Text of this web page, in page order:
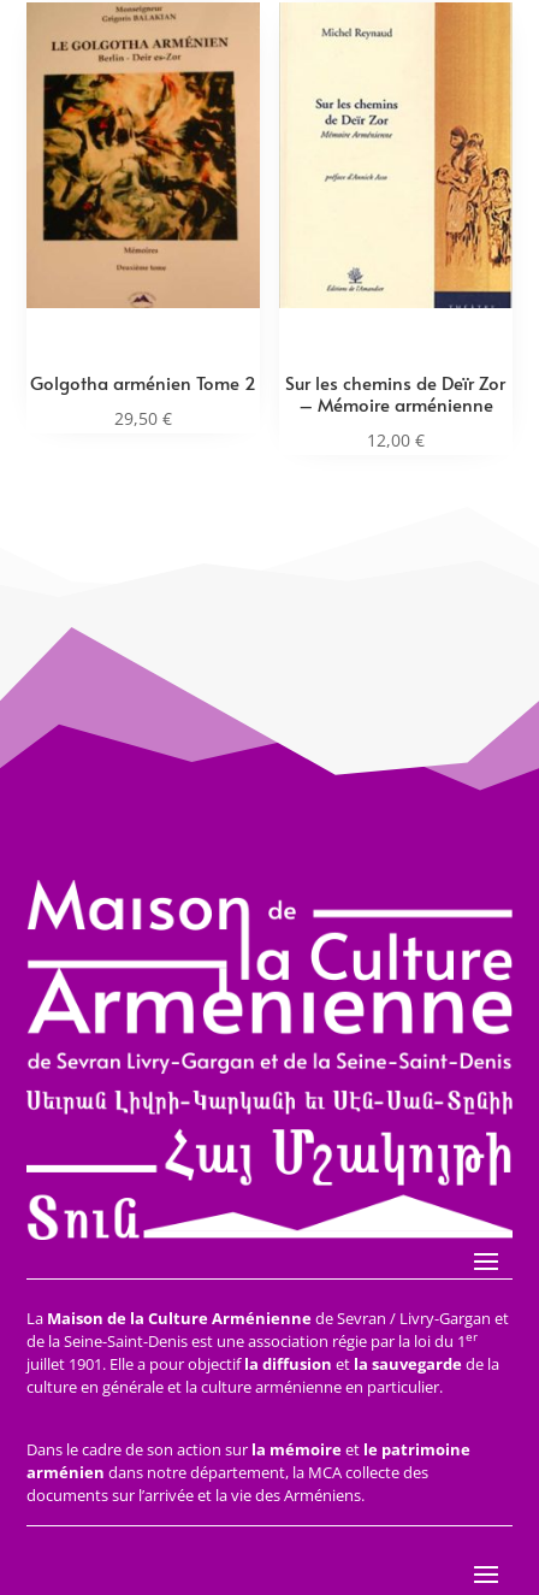
Golgotha arménien Tome 2
29,50€
Sur les chemins de Deïr Zor
– Mémoire arménienne
12,00 €
La Maison de la Culture Arméniennede Sevran / Livry-Gargan et
de la Seine-Saint-Denis est une association régie par la loi du 1er
juillet 1901. Elle a pour objectifla diffusion et la sauvegardede la
culture en générale et la culture arménienne en particulier.
Dans le cadre de son action sur la mémoireet le patrimoine
arménien dans notre département, la MCA collecte des
documents sur l’arrivée et la vie des Arméniens.